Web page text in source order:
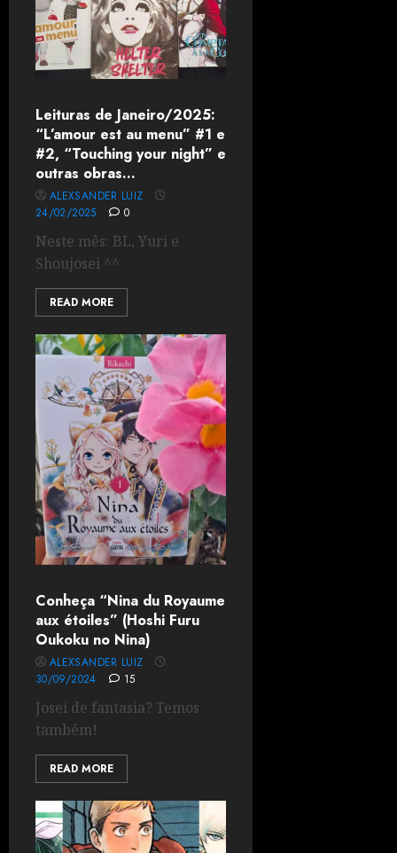
Leituras de Janeiro/2025:
“L’amour est au menu” #1 e
#2, “Touching your night” e
outras obras…
ALEXSANDER LUIZ
24/02/2025
0
Neste mês: BL, Yuri e
Shoujosei ^^
READ MORE
Conheça “Nina du Royaume
aux étoiles” (Hoshi Furu
Oukoku no Nina)
ALEXSANDER LUIZ
30/09/2024
15
Josei de fantasia? Temos
também!
READ MORE